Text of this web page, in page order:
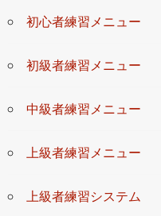
初心者練習メニュー
初級者練習メニュー
中級者練習メニュー
上級者練習メニュー
上級者練習システム